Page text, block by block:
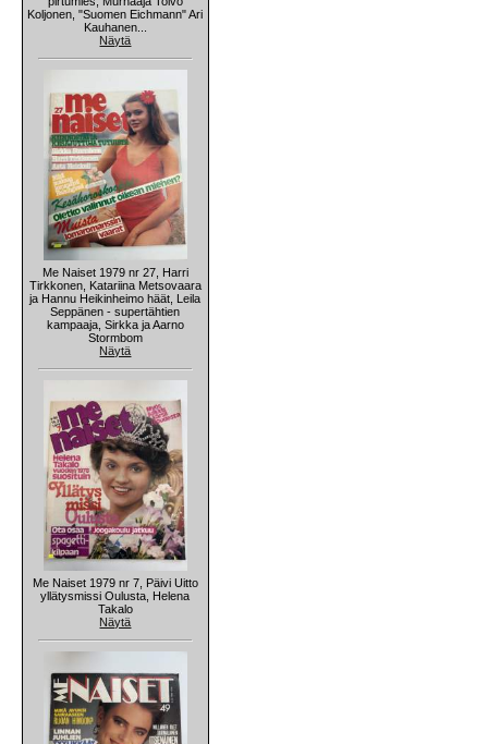
Koljonen, "Suomen Eichmann" Ari
Kauhanen...
Näytä
Me Naiset 1979 nr 27, Harri
Tirkkonen, Katariina Metsovaara
ja Hannu Heikinheimo häät, Leila
Seppänen - supertähtien
kampaaja, Sirkka ja Aarno
Stormbom
Näytä
Me Naiset 1979 nr 7, Päivi Uitto
yllätysmissi Oulusta, Helena
Takalo
Näytä